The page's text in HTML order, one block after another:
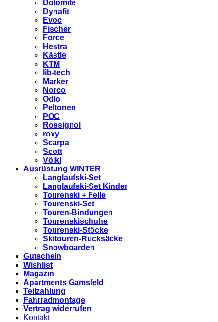
Dolomite
Dynafit
Evoc
Fischer
Force
Hestra
Kästle
KTM
lib-tech
Marker
Norco
Odlo
Peltonen
POC
Rossignol
roxy
Scarpa
Scott
Völkl
Ausrüstung WINTER
Langlaufski-Set
Langlaufski-Set Kinder
Tourenski + Felle
Tourenski-Set
Touren-Bindungen
Tourenskischuhe
Tourenski-Stöcke
Skitouren-Rucksäcke
Snowboarden
Gutschein
Wishlist
Magazin
Apartments Gamsfeld
Teilzahlung
Fahrradmontage
Vertrag widerrufen
Kontakt